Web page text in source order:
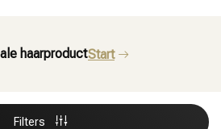
haarproductStart
Filters